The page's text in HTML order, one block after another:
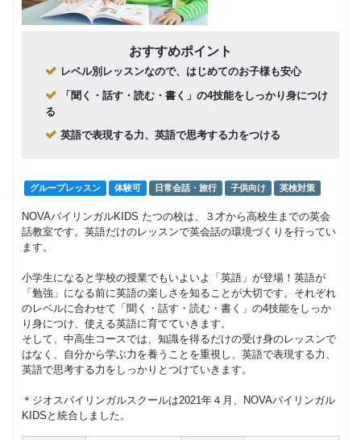
おすすめポイント
レベル別レッスンなので、はじめてのお子様も安心
「聞く・話す・読む・書く」の4技能をしっかり身につけ
る
英語で表現する力、英語で思考する力をつける
グループレッスン 体験可 日常会話・旅行 子供向け 英検対策
NOVAバイリンガルKIDS たつの校は、３才から高校生までの英会
話教室です。英語だけのレッスンで英会話の環境づくりを行ってい
ます。
小学生になると学校の授業でもいよいよ「英語」が登場！英語が
「勉強」になる前に英語の楽しさを知ることが大切です。それぞれ
のレベルに合わせて「聞く・話す・読む・書く」の4技能をしっか
り身につけ、使える英語に育てていきます。
そして、中高生コースでは、知識を得るだけの受け身のレッスンで
はなく、自分から学ぶ力を養うことを重視し、英語で表現する力、
英語で思考する力をしっかりとつけていきます。
＊ジオスバイリンガルスクールは2021年４月、NOVAバイリンガル
KIDSと統合しました。